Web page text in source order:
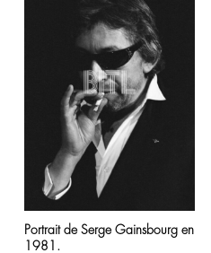
Portrait de Serge Gainsbourg en
1981.